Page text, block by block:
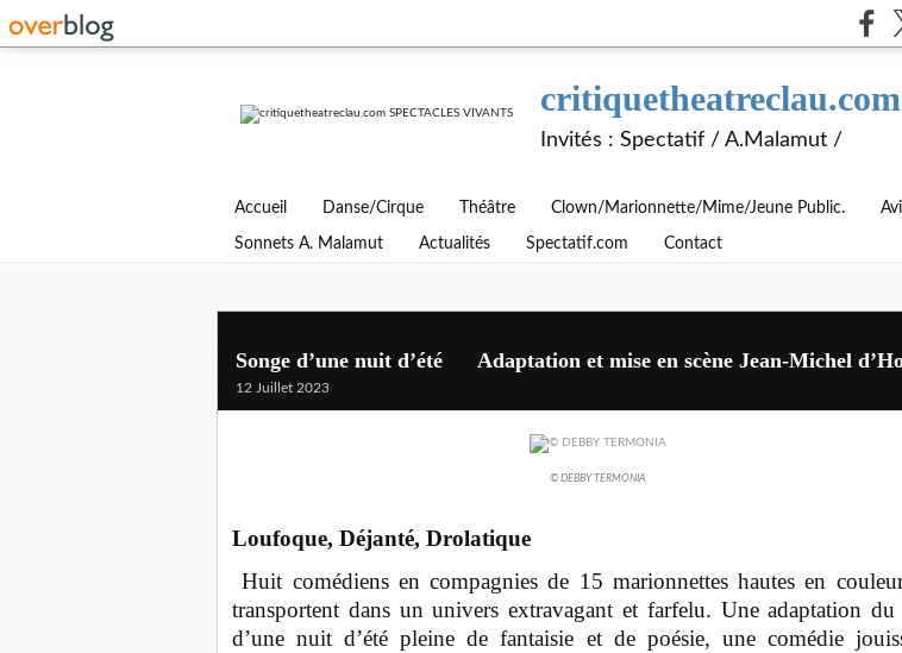
Invités : Spectatif / A.Malamut /
Accueil Danse/Cirque Théâtre Clown/Marionnette/Mime/Jeune Public.
Sonnets A. Malamut Actualités Spectatif.com Contact
Songe d’une nuit d’été Adaptation et mise en scène Jean-Michel
12 Juillet 2023
© DEBBY TERMONIA
Loufoque, Déjanté, Drolatique
Huit comédiensen compagnies de 15 marionnettes hautes en
transportent dans un univers extravagant et farfelu. Une adaptation du
d’une nuit d’été pleine de fantaisie et de poésie, une comédie